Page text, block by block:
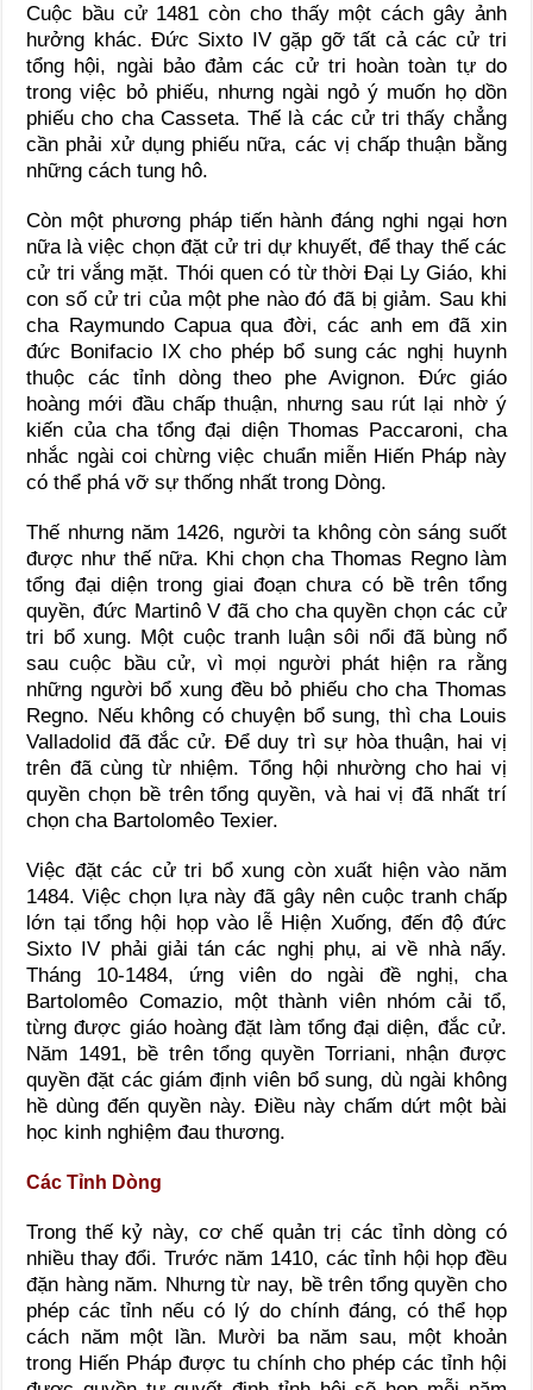
Cuộc bầu cử 1481 còn cho thấy một cách gây ảnh
hưởng khác. Đức Sixto IV gặp gỡ tất cả các cử tri
tổng hội, ngài bảo đảm các cử tri hoàn toàn tự do
trong việc bỏ phiếu, nhưng ngài ngỏ ý muốn họ dồn
phiếu cho cha Casseta. Thế là các cử tri thấy chẳng
cần phải xử dụng phiếu nữa, các vị chấp thuận bằng
những cách tung hô.
Còn một phương pháp tiến hành đáng nghi ngại hơn
nữa là việc chọn đặt cử tri dự khuyết, để thay thế các
cử tri vắng mặt. Thói quen có từ thời Đại Ly Giáo, khi
con số cử tri của một phe nào đó đã bị giảm. Sau khi
cha Raymundo Capua qua đời, các anh em đã xin
đức Bonifacio IX cho phép bổ sung các nghị huynh
thuộc các tỉnh dòng theo phe Avignon. Đức giáo
hoàng mới đầu chấp thuận, nhưng sau rút lại nhờ ý
kiến của cha tổng đại diện Thomas Paccaroni, cha
nhắc ngài coi chừng việc chuẩn miễn Hiến Pháp này
có thể phá vỡ sự thống nhất trong Dòng.
Thế nhưng năm 1426, người ta không còn sáng suốt
được như thế nữa. Khi chọn cha Thomas Regno làm
tổng đại diện trong giai đoạn chưa có bề trên tổng
quyền, đức Martinô V đã cho cha quyền chọn các cử
tri bổ xung. Một cuộc tranh luận sôi nổi đã bùng nổ
sau cuộc bầu cử, vì mọi người phát hiện ra rằng
những người bổ xung đều bỏ phiếu cho cha Thomas
Regno. Nếu không có chuyện bổ sung, thì cha Louis
Valladolid đã đắc cử. Để duy trì sự hòa thuận, hai vị
trên đã cùng từ nhiệm. Tổng hội nhường cho hai vị
quyền chọn bề trên tổng quyền, và hai vị đã nhất trí
chọn cha Bartolomêo Texier.
Việc đặt các cử tri bổ xung còn xuất hiện vào năm
1484. Việc chọn lựa này đã gây nên cuộc tranh chấp
lớn tại tổng hội họp vào lễ Hiện Xuống, đến độ đức
Sixto IV phải giải tán các nghị phụ, ai về nhà nấy.
Tháng 10-1484, ứng viên do ngài đề nghị, cha
Bartolomêo Comazio, một thành viên nhóm cải tổ,
từng được giáo hoàng đặt làm tổng đại diện, đắc cử.
Năm 1491, bề trên tổng quyền Torriani, nhận được
quyền đặt các giám định viên bổ sung, dù ngài không
hề dùng đến quyền này. Điều này chấm dứt một bài
học kinh nghiệm đau thương.
Các Tỉnh Dòng
Trong thế kỷ này, cơ chế quản trị các tỉnh dòng có
nhiều thay đổi. Trước năm 1410, các tỉnh hội họp đều
đặn hàng năm. Nhưng từ nay, bề trên tổng quyền cho
phép các tỉnh nếu có lý do chính đáng, có thể họp
cách năm một lần. Mười ba năm sau, một khoản
trong Hiến Pháp được tu chính cho phép các tỉnh hội